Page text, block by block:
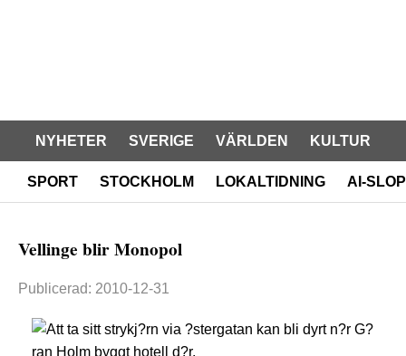
NYHETER SVERIGE VÄRLDEN KULTUR
SPORT STOCKHOLM LOKALTIDNING AI-SLOP
Vellinge blir Monopol
Publicerad: 2010-12-31